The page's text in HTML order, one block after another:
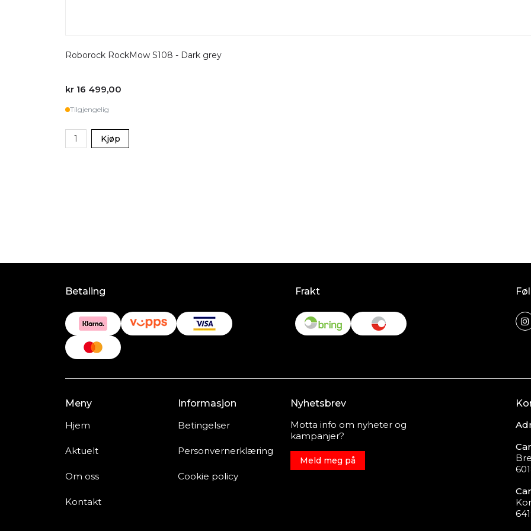
Roborock RockMow S108 - Dark grey
kr 16 499,00
Tilgjengelig
Kjøp
Betaling Frakt
Meny
Hjem
Aktuelt
Om oss
Kontakt
Informasjon
Betingelser
Personvernerklæring
Cookie policy
Nyhetsbrev
Motta info om nyheter og
kampanjer?
Meld meg på